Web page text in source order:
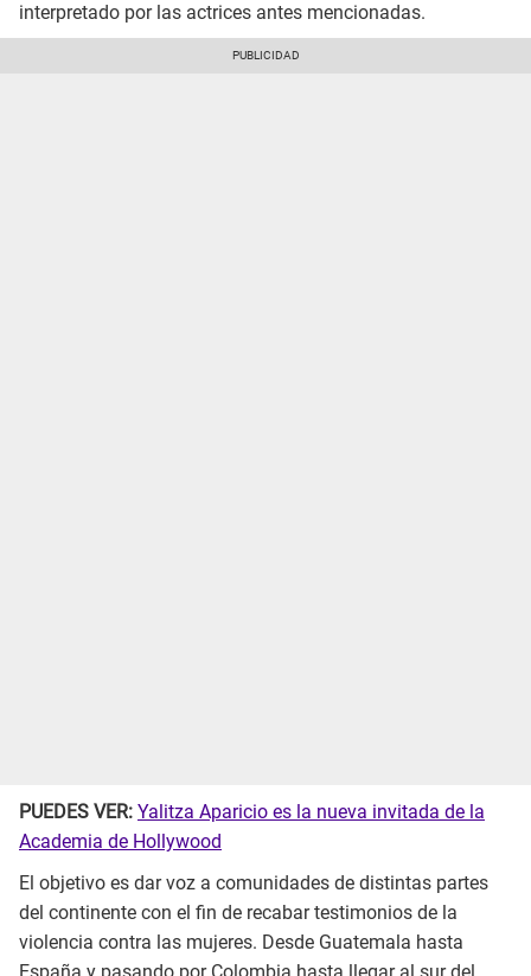
interpretado por las actrices antes mencionadas.
PUEDES VER: Yalitza Aparicio es la nueva invitada de la
Academia de Hollywood
El objetivo es dar voz a comunidades de distintas partes
del continente con el fin de recabar testimonios de la
violencia contra las mujeres. Desde Guatemala hasta